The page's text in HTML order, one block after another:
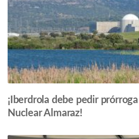
¡Iberdrola debe pedir
Nuclear Almaraz!